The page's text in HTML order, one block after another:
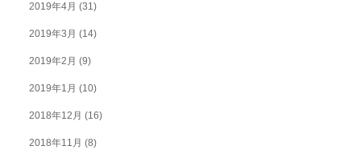
2019年4月 (31)
2019年3月 (14)
2019年2月 (9)
2019年1月 (10)
2018年12月 (16)
2018年11月 (8)